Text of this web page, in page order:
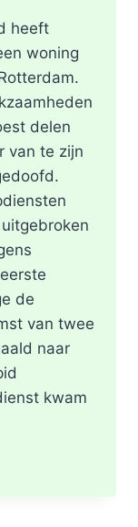
heeft
woning
delen
van te zijn
de
van twee
naar
kwam